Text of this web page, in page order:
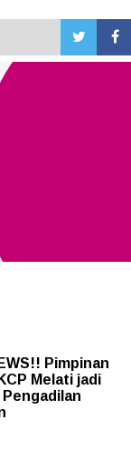
Pimpinan
Melati jadi
Pengadilan